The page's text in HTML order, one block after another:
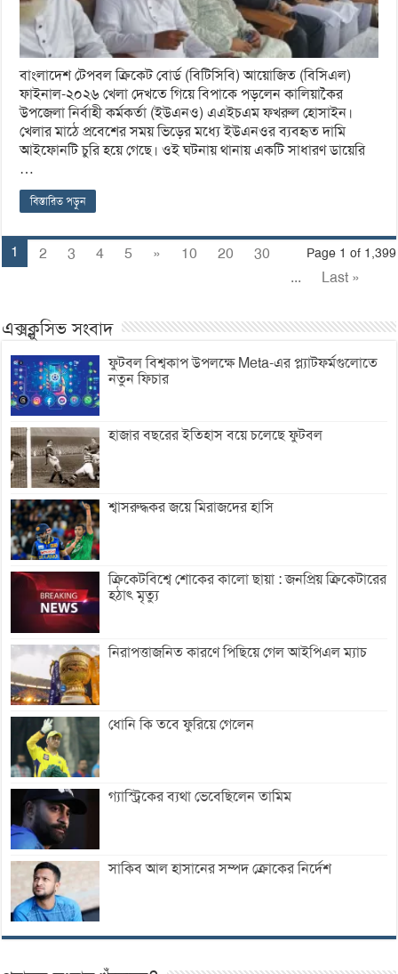
বাংলাদেশ টেপবল ক্রিকেট বোর্ড (বিটিসিবি) আয়োজিত (বিসিএল)
ফাইনাল-২০২৬ খেলা দেখতে গিয়ে বিপাকে পড়লেন কালিয়াকৈর
উপজেলা নির্বাহী কর্মকর্তা (ইউএনও) এএইচএম ফখরুল হোসাইন।
খেলার মাঠে প্রবেশের সময় ভিড়ের মধ্যে ইউএনওর ব্যবহৃত দামি
আইফোনটি চুরি হয়ে গেছে। ওই ঘটনায় থানায় একটি সাধারণ ডায়েরি
…
বিস্তারিত পড়ুন
Page 1 of 1,399
1 2 3 4 5 » 10 20
30
...
Last »
এক্সক্লুসিভ সংবাদ
ফুটবল বিশ্বকাপ উপলক্ষে Meta-এর প্ল্যাটফর্মগুলোতে
নতুন ফিচার
হাজার বছরের ইতিহাস বয়ে চলেছে ফুটবল
শ্বাসরুদ্ধকর জয়ে মিরাজদের হাসি
ক্রিকেটবিশ্বে শোকের কালো ছায়া : জনপ্রিয় ক্রিকেটারের
হঠাৎ মৃত্যু
নিরাপত্তাজনিত কারণে পিছিয়ে গেল আইপিএল ম্যাচ
ধোনি কি তবে ফুরিয়ে গেলেন
গ্যাস্ট্রিকের ব্যথা ভেবেছিলেন তামিম
সাকিব আল হাসানের সম্পদ ক্রোকের নির্দেশ